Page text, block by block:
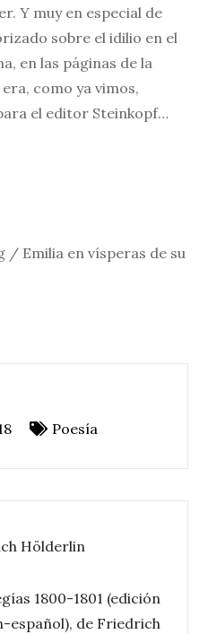
Y muy en especial de
sobre el idilio en el
en las páginas de la
era, como ya vimos,
el editor Steinkopf…
/ Emilia en vísperas de su
Poesía
Hölderlin
1800-1801 (edición
español), de Friedrich